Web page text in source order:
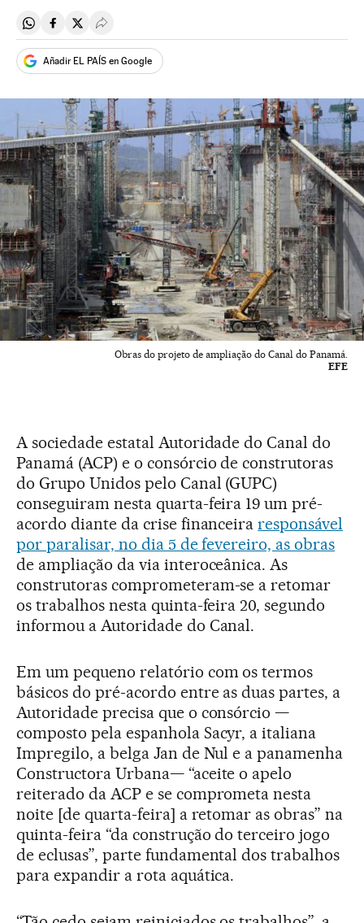
Compartir en Whatsapp
Compartir en Facebook
Compartir en Twitter
Desplegar Redes Sociales
Añadir EL PAÍS en Google
Obras do projeto de ampliação do Canal do Panamá.
EFE
A sociedade estatal Autoridade do Canal do
Panamá (ACP) e o consórcio de construtoras
do Grupo Unidos pelo Canal (GUPC)
conseguiram nesta quarta-feira 19 um pré-
acordo diante da crise financeiraresponsável
por paralisar, no dia 5 de fevereiro, as obras
de ampliação da via interoceânica. As
construtoras comprometeram-se a retomar
os trabalhos nesta quinta-feira 20, segundo
informou a Autoridade do Canal.
Em um pequeno relatório com os termos
básicos do pré-acordo entre as duas partes, a
Autoridade precisa que o consórcio —
composto pela espanhola Sacyr, a italiana
Impregilo, a belga Jan de Nul e a panamenha
Constructora Urbana— “aceite o apelo
reiterado da ACP e se comprometa nesta
noite [de quarta-feira] a retomar as obras” na
quinta-feira “da construção do terceiro jogo
de eclusas”, parte fundamental dos trabalhos
para expandir a rota aquática.